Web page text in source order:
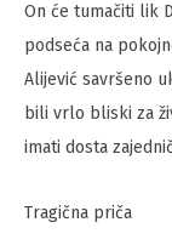
On će tumačiti lik
podseća na
Alijević savršeno
bili vrlo bliski za
imati dosta
Tragična priča